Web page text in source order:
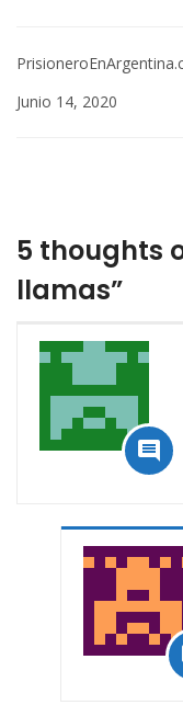
Junio 14, 2020
5 thoughts
llamas”
